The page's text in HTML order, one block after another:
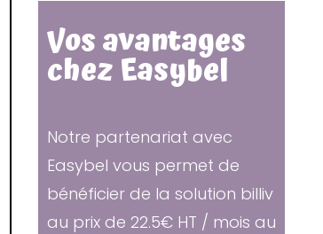
Vos avantages
chez Easybel
Notre partenariat avec
Easybel vous permet de
bénéficier de la solution billiv
au prix de 22.5€ HT / mois au